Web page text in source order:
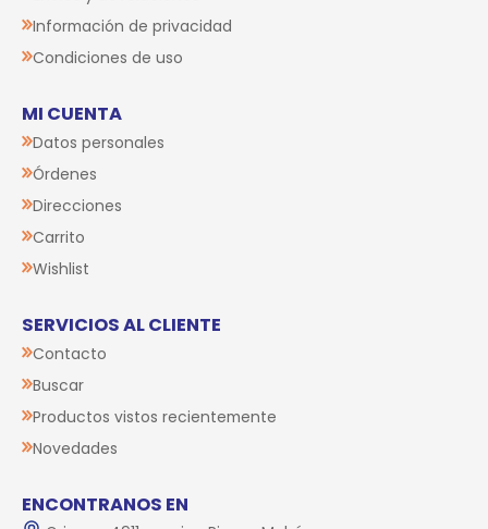
Información de privacidad
Condiciones de uso
MI CUENTA
Datos personales
Órdenes
Direcciones
Carrito
Wishlist
SERVICIOS AL CLIENTE
Contacto
Buscar
Productos vistos recientemente
Novedades
ENCONTRANOS EN